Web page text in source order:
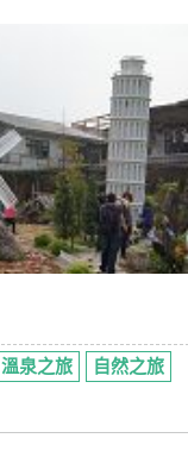
溫泉之旅 自然之旅